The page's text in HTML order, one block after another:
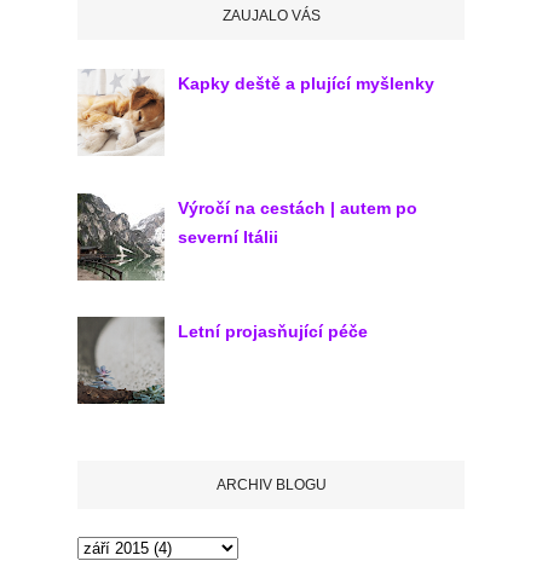
ZAUJALO VÁS
Kapky deště a plující myšlenky
Výročí na cestách | autem po
severní Itálii
Letní projasňující péče
ARCHIV BLOGU